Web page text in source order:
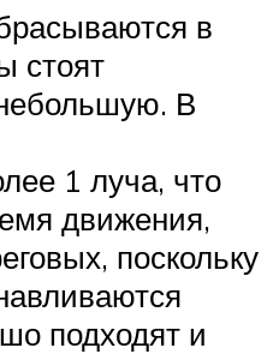
в
стоят
В
1 луча, что
движения,
поскольку
подходят и